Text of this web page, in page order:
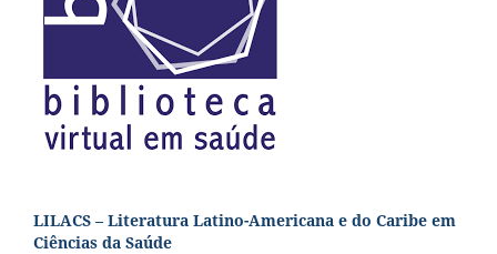
LILACS – Literatura Latino-Americana e do Caribe em
Ciências da Saúde